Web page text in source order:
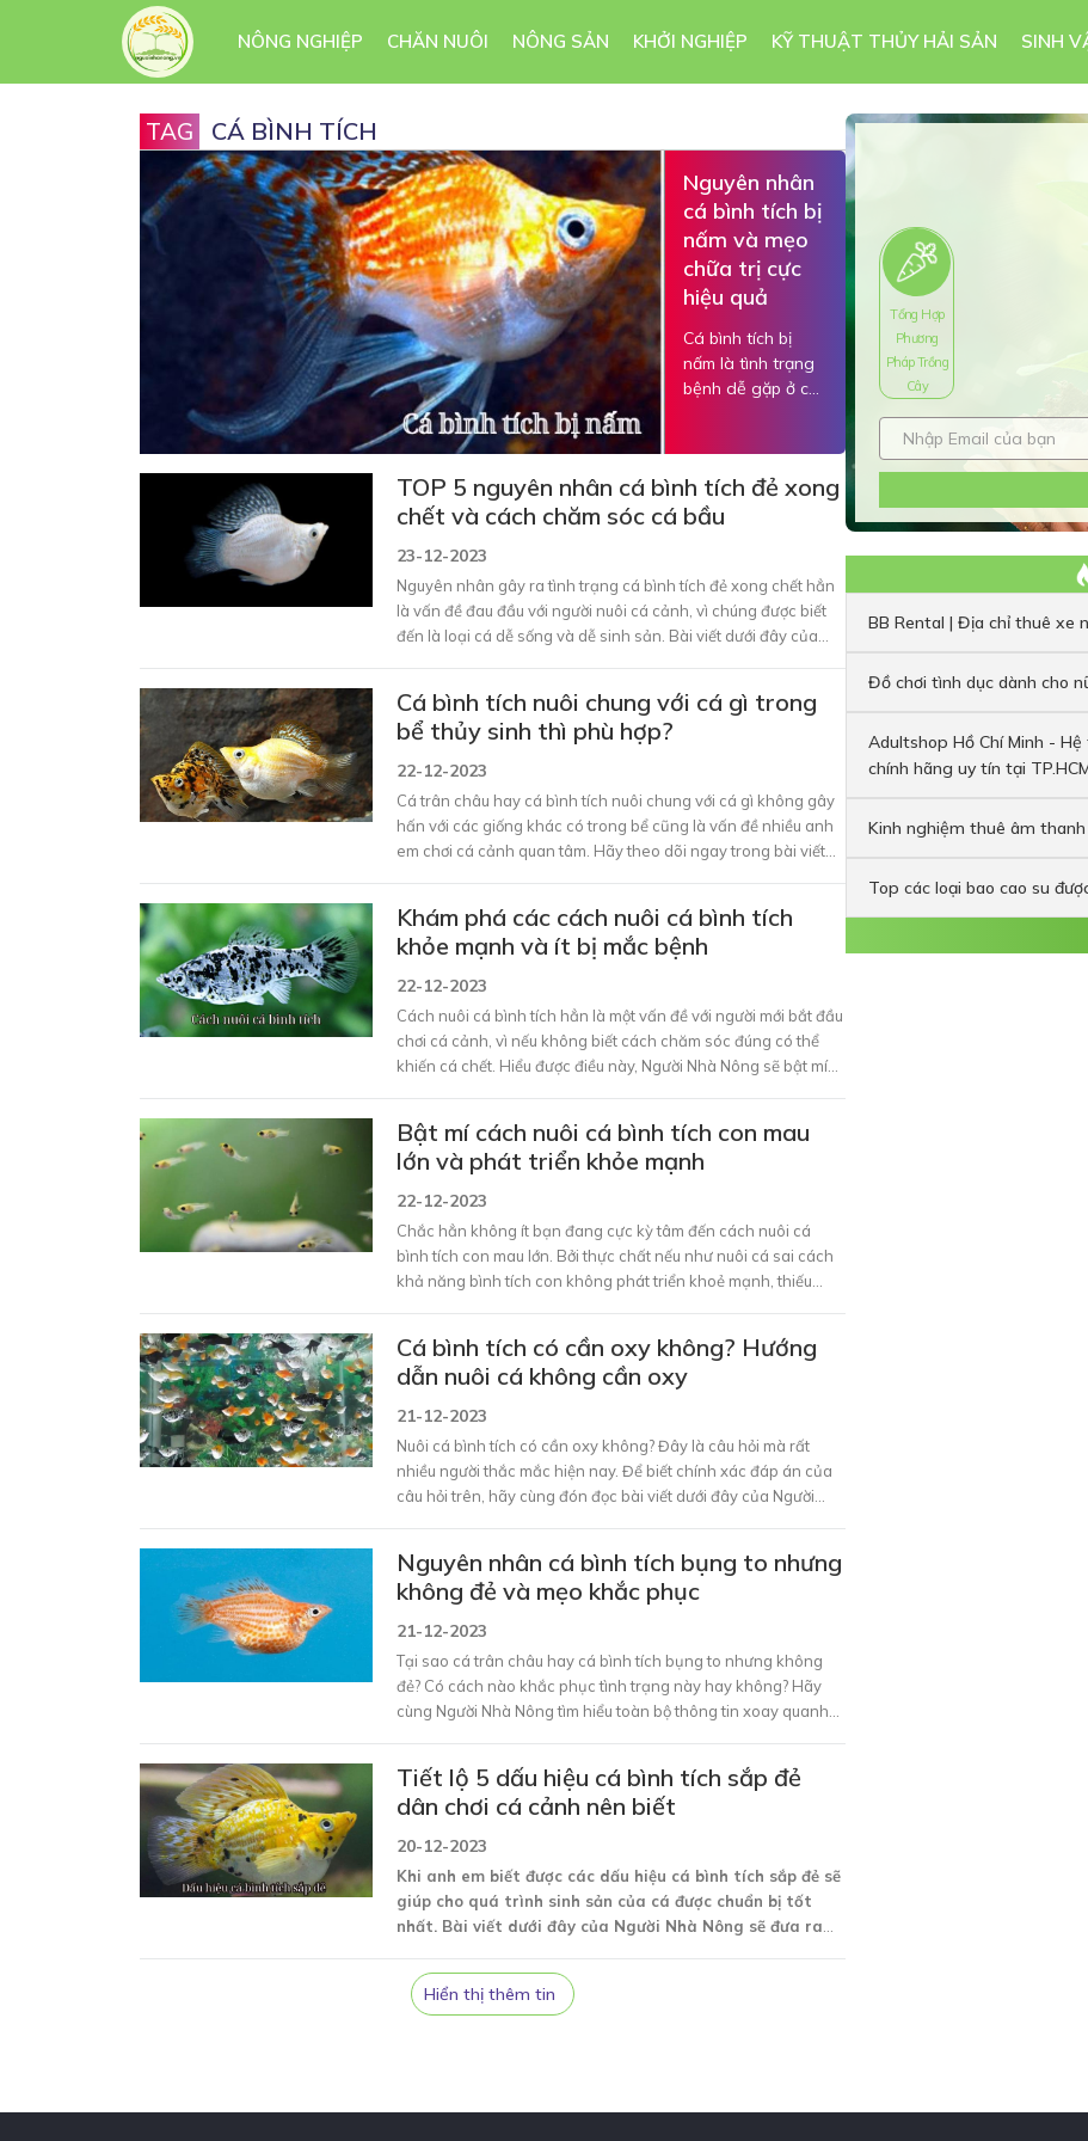
NÔNG NGHIỆP CHĂN NUÔI NÔNG SẢN KHỞI NGHIỆP KỸ THUẬT THỦY HẢI SẢN SINH
TAG CÁ BÌNH TÍCH
Nguyên nhân
cá bình tích bị
nấm và mẹo
chữa trị cực
hiệu quả
Cá bình tích bị
nấm là tình trạng
bệnh dễ gặp ở cá
là như thế nào?
Bài viết dưới đây
hết thắc mắc của
anh em. Cùng
theo dõi ngay
nhé!
TOP 5 nguyên nhân cá bình tích đẻ xong
chết và cách chăm sóc cá bầu
23-12-2023
Nguyên nhân gây ra tình trạng cá bình tích đẻ xong chết hẳn
là vấn đề đau đầu với người nuôi cá cảnh, vì chúng được biết
đến là loại cá dễ sống và dễ sinh sản. Bài viết dưới đây của
Cá bình tích nuôi chung với cá gì trong
bể thủy sinh thì phù hợp?
22-12-2023
Cá trân châu hay cá bình tích nuôi chung với cá gì không gây
hấn với các giống khác có trong bể cũng là vấn đề nhiều anh
em chơi cá cảnh quan tâm. Hãy theo dõi ngay trong bài viết
Khám phá các cách nuôi cá bình tích
khỏe mạnh và ít bị mắc bệnh
22-12-2023
Cách nuôi cá bình tích hẳn là một vấn đề với người mới bắt đầu
chơi cá cảnh, vì nếu không biết cách chăm sóc đúng có thể
khiến cá chết. Hiểu được điều này, Người Nhà Nông sẽ bật mí
Bật mí cách nuôi cá bình tích con mau
lớn và phát triển khỏe mạnh
22-12-2023
Chắc hẳn không ít bạn đang cực kỳ tâm đến cách nuôi cá
bình tích con mau lớn. Bởi thực chất nếu như nuôi cá sai cách
khả năng bình tích con không phát triển khoẻ mạnh, thiếu
này tốt hơn qua bài viết này nhé!
Cá bình tích có cần oxy không? Hướng
dẫn nuôi cá không cần oxy
21-12-2023
Nuôi cá bình tích có cần oxy không? Đây là câu hỏi mà rất
nhiều người thắc mắc hiện nay. Để biết chính xác đáp án của
câu hỏi trên, hãy cùng đón đọc bài viết dưới đây của Người
Nguyên nhân cá bình tích bụng to nhưng
không đẻ và mẹo khắc phục
21-12-2023
Tại sao cá trân châu hay cá bình tích bụng to nhưng không
đẻ? Có cách nào khắc phục tình trạng này hay không? Hãy
cùng Người Nhà Nôngtìm hiểu toàn bộ thông tin xoay quanh
Tiết lộ 5 dấu hiệu cá bình tích sắp đẻ
dân chơi cá cảnh nên biết
20-12-2023
Khi anh em biết được các dấu hiệu cá bình tích sắp đẻ sẽ
giúp cho quá trình sinh sản của cá được chuẩn bị tốt
nhất. Bài viết dưới đây của Người Nhà Nông sẽ đưa ra
bình tích sắp đẻ. Cùng theo dõi nhé!
Hiển thị thêm tin
Tổng Hợp
Phương
Pháp Trồng
Cây
BB Rental | Địa chỉ thuê xe
Đồ chơi tình dục dành cho
Adultshop Hồ Chí Minh -
chính hãng uy tín tại
Kinh nghiệm thuê âm
Top các loại bao cao su